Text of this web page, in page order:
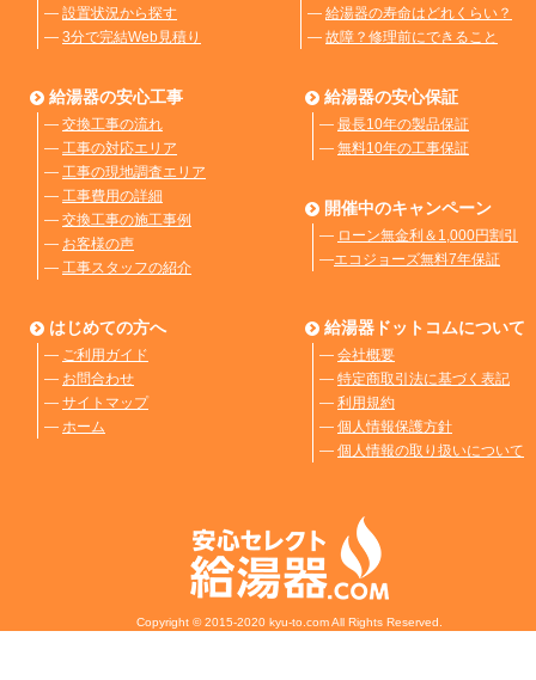
― 設置状況から探す
― 3分で完結Web見積り
― 給湯器の寿命はどれくらい？
― 故障？修理前にできること
給湯器の安心工事
― 交換工事の流れ
― 工事の対応エリア
― 工事の現地調査エリア
― 工事費用の詳細
― 交換工事の施工事例
― お客様の声
― 工事スタッフの紹介
給湯器の安心保証
― 最長10年の製品保証
― 無料10年の工事保証
開催中のキャンペーン
― ローン無金利＆1,000円割引
―エコジョーズ無料7年保証
はじめての方へ
― ご利用ガイド
― お問合わせ
― サイトマップ
― ホーム
給湯器ドットコムについて
― 会社概要
― 特定商取引法に基づく表記
― 利用規約
― 個人情報保護方針
― 個人情報の取り扱いについて
Copyright © 2015-2020 kyu-to.com All Rights Reserved.